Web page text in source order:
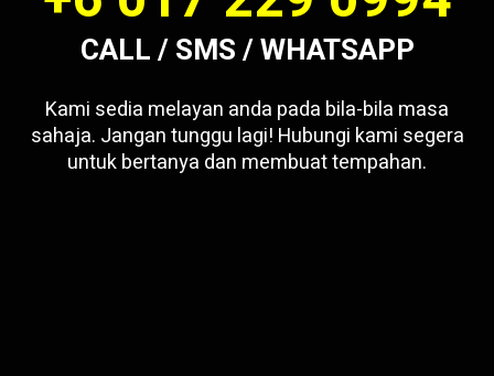
CALL / SMS / WHATSAPP
Kami sedia melayan anda pada bila-bila masa
sahaja. Jangan tunggu lagi! Hubungi kami segera
untuk bertanya dan membuat tempahan.